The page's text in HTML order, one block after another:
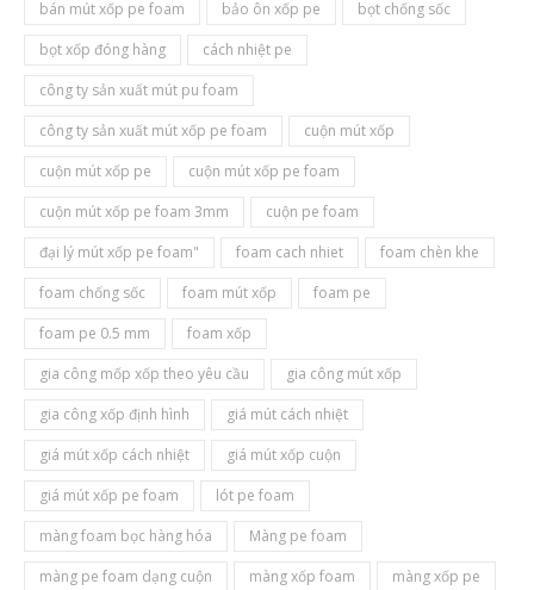
bán mút xốp pe foam bảo ôn xốp pe
bọt chống sốc
bọt xốp đóng hàng
cách nhiệt pe
công ty sản xuất mút pu foam
công ty sản xuất mút xốp pe foam
cuộn mút xốp
cuộn mút xốp pe
cuộn mút xốp pe foam
cuộn mút xốp pe foam 3mm
cuộn pe foam
đại lý mút xốp pe foam"
foam cach nhiet
foam chèn khe
foam chống sốc
foam mút xốp
foam pe
foam pe 0.5 mm
foam xốp
gia công mốp xốp theo yêu cầu
gia công mút xốp
gia công xốp định hình
giá mút cách nhiệt
giá mút xốp cách nhiệt
giá mút xốp cuộn
giá mút xốp pe foam
lót pe foam
màng foam bọc hàng hóa
Màng pe foam
màng pe foam dạng cuộn
màng xốp foam
màng xốp pe